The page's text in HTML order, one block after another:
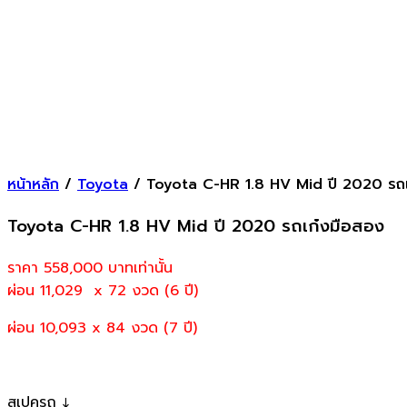
หน้าหลัก / Toyota / Toyota C-HR 1.8 HV Mid ปี 2020 รถ
Toyota C-HR 1.8 HV Mid ปี 2020 รถเก๋งมือสอง
ราคา 558,000 บาทเท่านั้น
ผ่อน 11,029 x 72 งวด (6 ปี)
ผ่อน 10,093 x 84 งวด (7 ปี)
สเปครถ ↓